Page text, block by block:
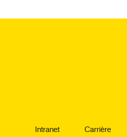
Intranet Carrière